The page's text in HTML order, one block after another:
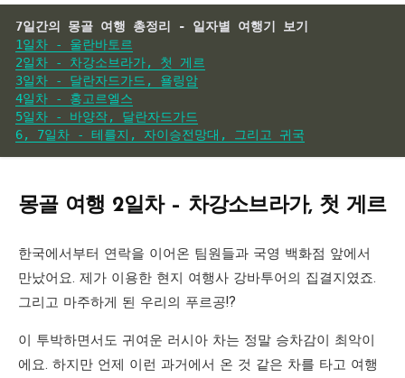
7일간의 몽골 여행 총정리 - 일자별 여행기 보기
1일차 - 울란바토르
2일차 - 차강소브라가, 첫 게르
3일차 - 달란자드가드, 욜링암
4일차 - 홍고르엘스
5일차 - 바양작, 달란자드가드
6, 7일차 - 테를지, 자이승전망대, 그리고 귀국
몽골 여행 2일차 – 차강소브라가, 첫 게르
한국에서부터 연락을 이어온 팀원들과 국영 백화점 앞에서
만났어요. 제가 이용한 현지 여행사 강바투어의 집결지였죠.
그리고 마주하게 된 우리의 푸르공!?
이 투박하면서도 귀여운 러시아 차는 정말 승차감이 최악이
에요. 하지만 언제 이런 과거에서 온 것 같은 차를 타고 여행